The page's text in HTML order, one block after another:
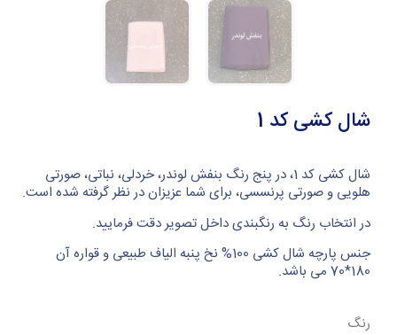
شال کشی کد 1
شال کشی کد 1، در پنج رنگ بنفش لوندر، خردلی، نباتی، صورتی
هلویی و صورتی پرنسسی، برای شما عزیزان در نظر گرفته شده است.
در انتخاب رنگ به رنگبندی داخل تصویر دقت فرمایید.
جنس پارچه شال کشی 100% نخ پنبه الیاف طبیعی و قواره آن
180*70 می باشد.
رنگ